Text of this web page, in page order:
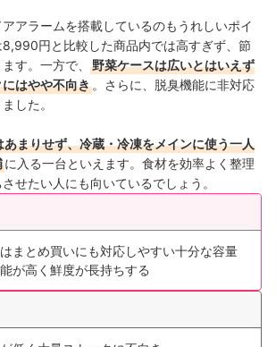
アラームを搭載しているのもうれしいポイ
8,990円と比較した商品内では高すぎず、節
す。一方で、
野菜ケースは広いとはいえず
はやや不向き 。さらに、脱臭機能に非対応
した。
まりせず、冷蔵・冷凍をメインに使う一人
に入る一台といえます。食材を効率よく整理
せたい人にも向いているでしょう。
まとめ買いにも対応しやすい十分な容量
が高く鮮度が長持ちする